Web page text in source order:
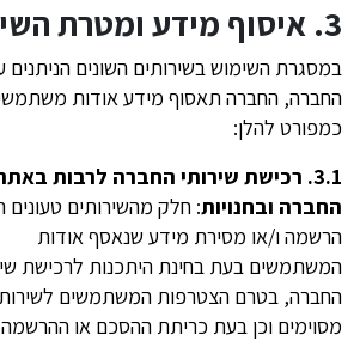
3. איסוף מידע ומטרת השימוש
במסגרת השימוש בשירותים השונים הניתנים
החברה, החברה תאסוף מידע אודות
כמפורט להלן:
3.1. רכישת שירותי החברה לרבות
החברה ובחנויות: חלק מהשירותים
הרשמה ו/או מסירת מידע שנאסף אודות
המשתמשים בעת בחינת היתכנות לרכישת
החברה, בטרם הצטרפות המשתמשים
מסוימים וכן בעת כריתת ההסכם או ההרשמה,